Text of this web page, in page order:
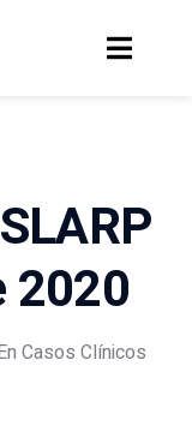
2020
Casos Clínicos